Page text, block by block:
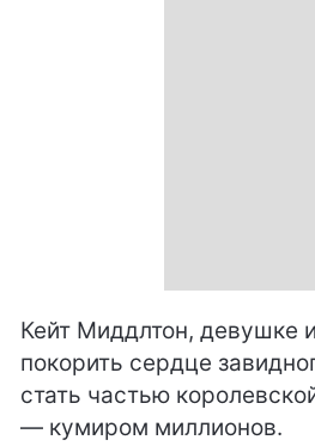
Кейт Миддлтон, девушке
покорить сердце
стать частью
— кумиром миллионов.